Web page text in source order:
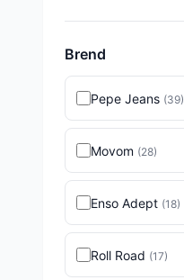
Brend
Pepe Jeans (39)
Movom (28)
Enso Adept (18)
Roll Road (17)